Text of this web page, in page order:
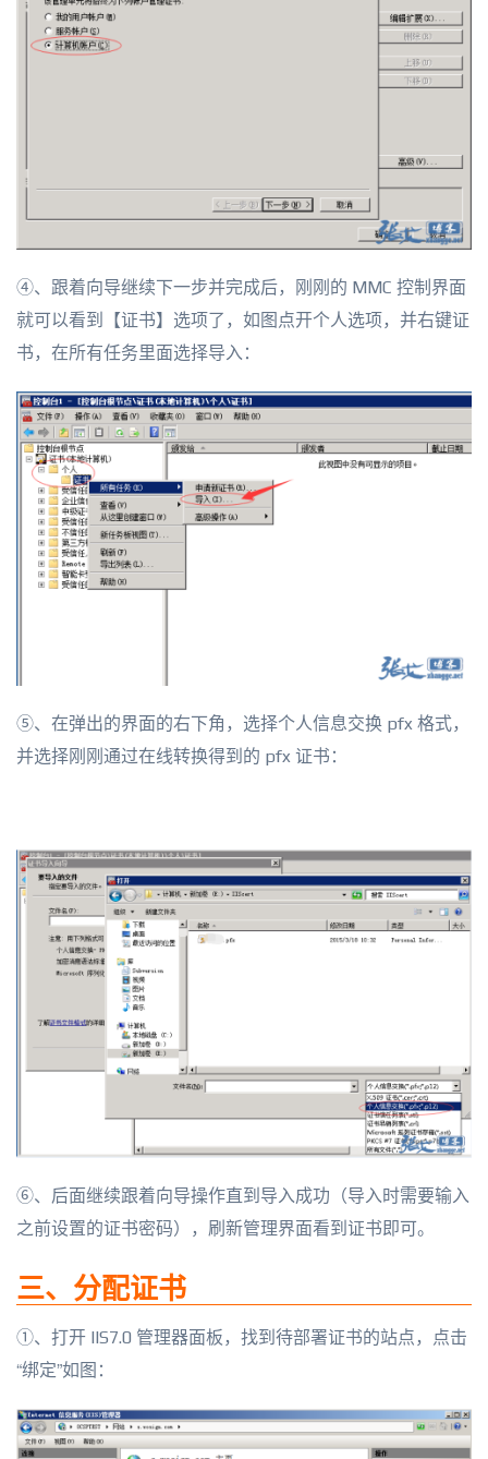
④、跟着向导继续下一步并完成后，刚刚的 MMC 控制界面
就可以看到【证书】选项了，如图点开个人选项，并右键证
书，在所有任务里面选择导入：
⑤、在弹出的界面的右下角，选择个人信息交换 pfx 格式，
并选择刚刚通过在线转换得到的 pfx 证书：
⑥、后面继续跟着向导操作直到导入成功（导入时需要输入
之前设置的证书密码），刷新管理界面看到证书即可。
三、分配证书
①、打开 IIS7.0 管理器面板，找到待部署证书的站点，点击
“绑定”如图：